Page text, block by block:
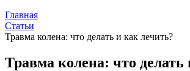
Главная
Статьи
Травма колена: что делать и как лечить?
Травма колена: что делать